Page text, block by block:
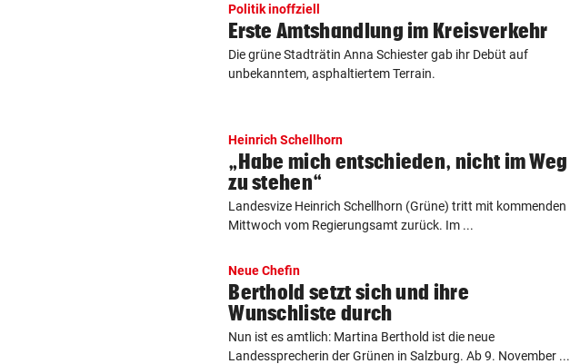
Politik inoffziell
Erste Amtshandlung im Kreisverkehr
Die grüne Stadträtin Anna Schiester gab ihr Debüt auf
unbekanntem, asphaltiertem Terrain.
Heinrich Schellhorn
„Habe mich entschieden, nicht im Weg
zu stehen“
Landesvize Heinrich Schellhorn (Grüne) tritt mit kommenden
Mittwoch vom Regierungsamt zurück. Im ...
Neue Chefin
Berthold setzt sich und ihre
Wunschliste durch
Nun ist es amtlich: Martina Berthold ist die neue
Landessprecherin der Grünen in Salzburg. Ab 9. November ...